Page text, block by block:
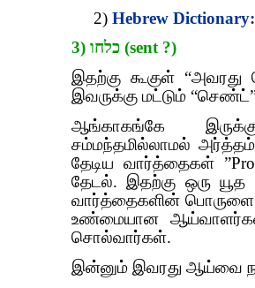
2) Hebrew
3) כלחו (sent ?)
இதற்கு கூகுள் “அவரது
இவருக்கு மட்டும் “செண்ட்”
ஆங்காகங்கே
சம்மந்தமில்லாமல் அர்த்தம்
தேடிய வார்த்தைகள்
தேடல். இதற்கு ஒரு யூத
வார்த்தைகளின் பொருளை
உண்மையான
சொல்வார்கள்.
இன்னும் இவரது ஆய்வை